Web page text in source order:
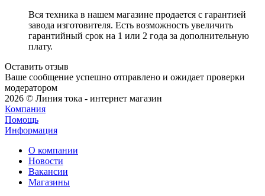
Вся техника в нашем магазине продается с гарантией
завода изготовителя. Есть возможность увеличить
гарантийный срок на 1 или 2 года за дополнительную
плату.
Оставить отзыв
Ваше сообщение успешно отправлено и ожидает проверки
модератором
2026 © Линия тока - интернет магазин
Компания
Помощь
Информация
О компании
Новости
Вакансии
Магазины